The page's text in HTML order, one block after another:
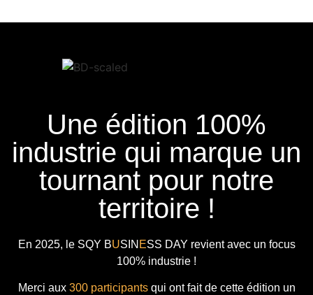
Une édition 100%
industrie qui marque un
tournant pour notre
territoire !
En 2025, le SQY BUSIN ESS DAY revient avec un focus
100% industrie !
Merci aux 300 participantsqui ont fait de cette édition un